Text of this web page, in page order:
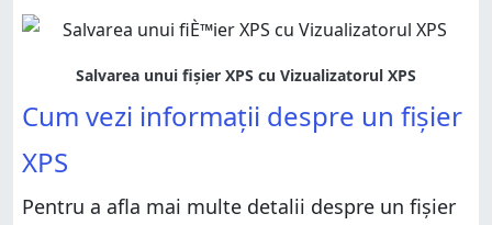
Cum vezi informații despre un fișier
XPS
Pentru a afla mai multe detalii despre un fișier